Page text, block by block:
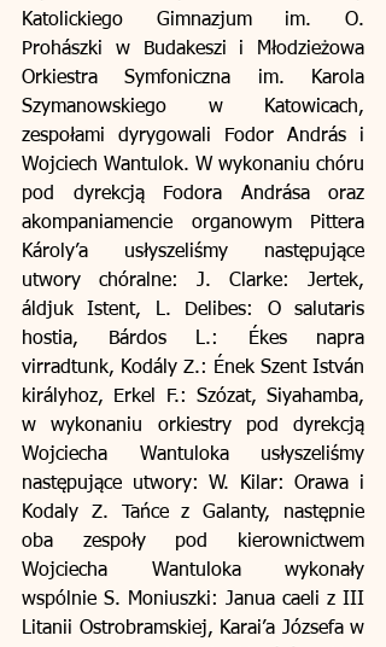
Katolickiego Gimnazjum im. O.
Prohászki w Budakeszi i Młodzieżowa
Orkiestra Symfoniczna im. Karola
Szymanowskiego w Katowicach,
zespołami dyrygowali Fodor András i
Wojciech Wantulok. W wykonaniu chóru
pod dyrekcją Fodora Andrása oraz
akompaniamencie organowym Pittera
Károly’a usłyszeliśmy następujące
utwory chóralne: J. Clarke: Jertek,
áldjuk Istent, L. Delibes: O salutaris
hostia, Bárdos L.: Ékes napra
virradtunk, Kodály Z.: Ének Szent István
királyhoz, Erkel F.: Szózat, Siyahamba,
w wykonaniu orkiestry pod dyrekcją
Wojciecha Wantuloka usłyszeliśmy
następujące utwory: W. Kilar: Orawa i
Kodaly Z. Tańce z Galanty, następnie
oba zespoły pod kierownictwem
Wojciecha Wantuloka wykonały
wspólnie S. Moniuszki: Janua caeli z III
Litanii Ostrobramskiej, Karai’a Józsefa w